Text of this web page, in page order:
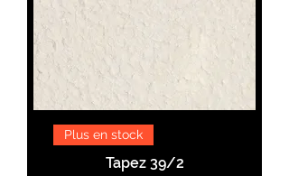
Plus en stock
Tapez 39/2